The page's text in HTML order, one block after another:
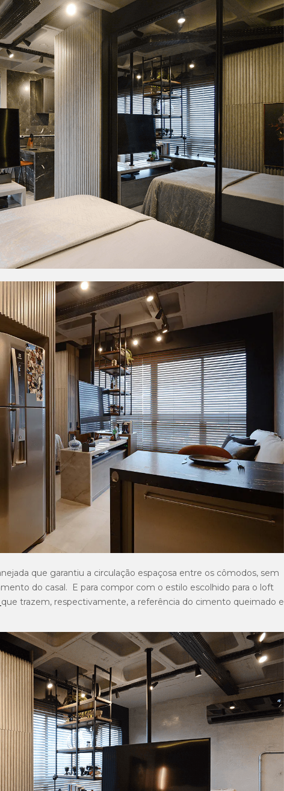
que garantiu a circulação espaçosa entre os cômodos, sem
do casal. E para compor com o estilo escolhido para o loft
que trazem, respectivamente, a referência do cimento queimado e